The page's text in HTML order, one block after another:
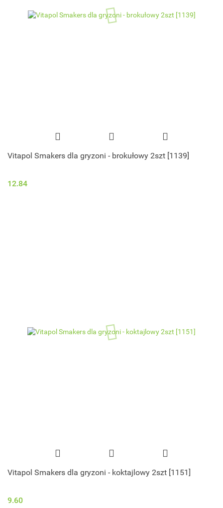
Vitapol Smakers dla gryzoni - brokułowy 2szt [1139]
12.84
Vitapol Smakers dla gryzoni - koktajlowy 2szt [1151]
9.60